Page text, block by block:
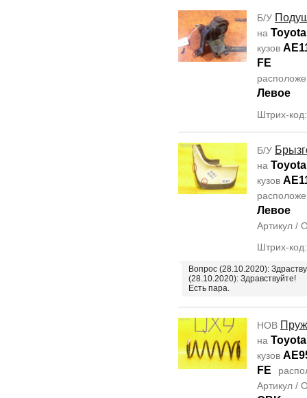
Б/У
на
кузов
FE
Левое
Штрих-
Б/У
на
кузов
Левое
Артикул /
Штрих-
Вопрос (28.10.2020):
(28.10.2020): Здравствуйте!
Есть пара.
НОВ
на
кузов
FE
Артикул /